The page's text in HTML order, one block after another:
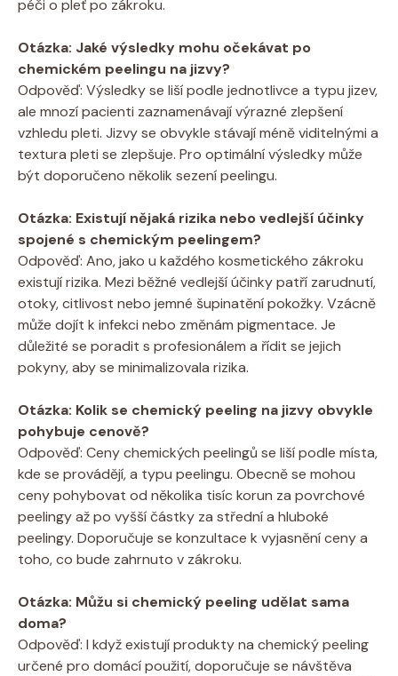
péči o pleť po zákroku.
Otázka: Jaké výsledky mohu očekávat po
chemickém peelingu na jizvy?
Odpověď: Výsledky se liší podle jednotlivce a typu jizev,
ale mnozí pacienti zaznamenávají výrazné zlepšení
vzhledu pleti. Jizvy se obvykle stávají méně viditelnými a
textura pleti se zlepšuje. Pro optimální výsledky může
být doporučeno několik sezení peelingu.
Otázka: Existují nějaká rizika nebo vedlejší účinky
spojené s chemickým peelingem?
Odpověď: Ano, jako u každého kosmetického zákroku
existují rizika. Mezi běžné vedlejší účinky patří zarudnutí,
otoky, citlivost nebo jemné šupinatění pokožky. Vzácně
může dojít k infekci nebo změnám pigmentace. Je
důležité se poradit s profesionálem a řídit se jejich
pokyny, aby se minimalizovala rizika.
Otázka: Kolik se chemický peeling na jizvy obvykle
pohybuje cenově?
Odpověď: Ceny chemických peelingů se liší podle místa,
kde se provádějí, a typu peelingu. Obecně se mohou
ceny pohybovat od několika tisíc korun za povrchové
peelingy až po vyšší částky za střední a hluboké
peelingy. Doporučuje se konzultace k vyjasnění ceny a
toho, co bude zahrnuto v zákroku.
Otázka: Můžu si chemický peeling udělat sama
doma?
Odpověď: I když existují produkty na chemický peeling
určené pro domácí použití, doporučuje se návštěva